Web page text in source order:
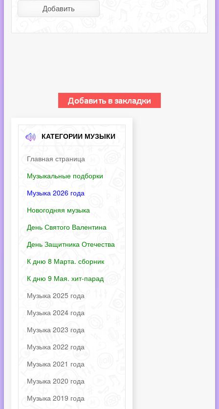
КАТЕГОРИИ МУЗЫКИ
Главная страница
Музыкальные подборки
Музыка 2026 года
Новогодняя музыка
День Святого Валентина
День Защитника Отечества
К дню 8 Марта. сборник
К дню 9 Мая. хит-парад
Музыка 2025 года
Музыка 2024 года
Музыка 2023 года
Музыка 2022 года
Музыка 2021 года
Музыка 2020 года
Музыка 2019 года